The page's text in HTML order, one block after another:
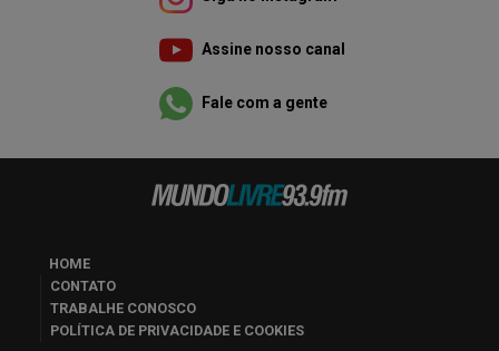
Assine nosso canal
Fale com a gente
HOME
CONTATO
TRABALHE CONOSCO
POLÍTICA DE PRIVACIDADE E COOKIES